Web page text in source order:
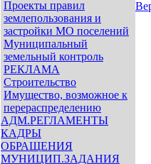
Проекты правил
землепользования и
застройки МО поселений
Муниципальный
земельный контроль
РЕКЛАМА
Строительство
Имущество, возможное к
перераспределению
АДМ.РЕГЛАМЕНТЫ
КАДРЫ
ОБРАЩЕНИЯ
МУНИЦИП.ЗАДАНИЯ